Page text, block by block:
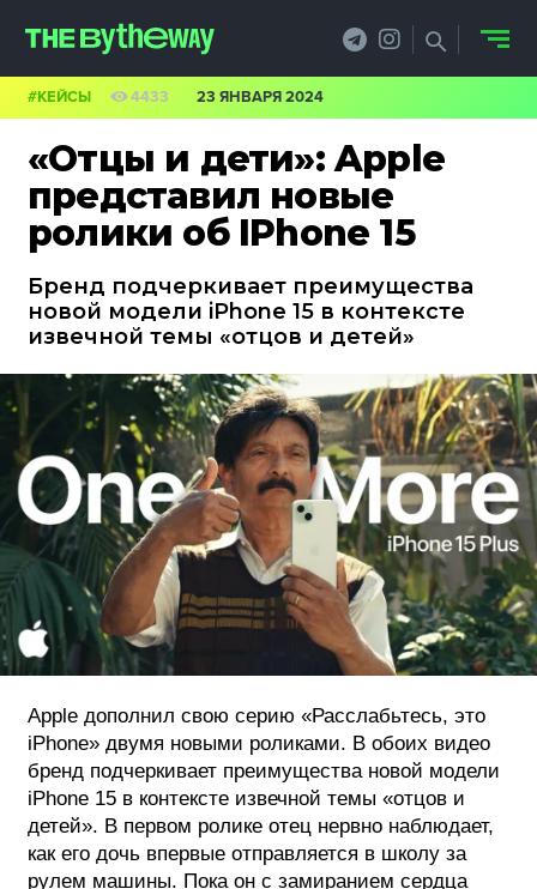
«Отцы и дети»: Apple
представил новые
ролики об IPhone 15
Бренд подчеркивает преимущества
новой модели iPhone 15 в контексте
извечной темы «отцов и детей»
#КЕЙСЫ 4433 23 ЯНВАРЯ 2024
Apple дополнил свою серию «Расслабьтесь, это
iPhone» двумя новыми роликами. В обоих видео
бренд подчеркивает преимущества новой модели
iPhone 15 в контексте извечной темы «отцов и
детей». В первом ролике отец нервно наблюдает,
как его дочь впервые отправляется в школу за
рулем машины. Пока он с замиранием сердца
PRO.ОБЗОР
КЕЙСЫ
ФИЛОСОФИЯ
КРЕАТИВА
БИЗНЕС И
ТЕХНОЛОГИИ
ФЕСТИВАЛИ
ФОТОГРАФИЯ
ТИПОГРАФИКА
ИСТОРИИ БРЕНДОВ
О ПРОЕКТЕ
РЕКЛАМА